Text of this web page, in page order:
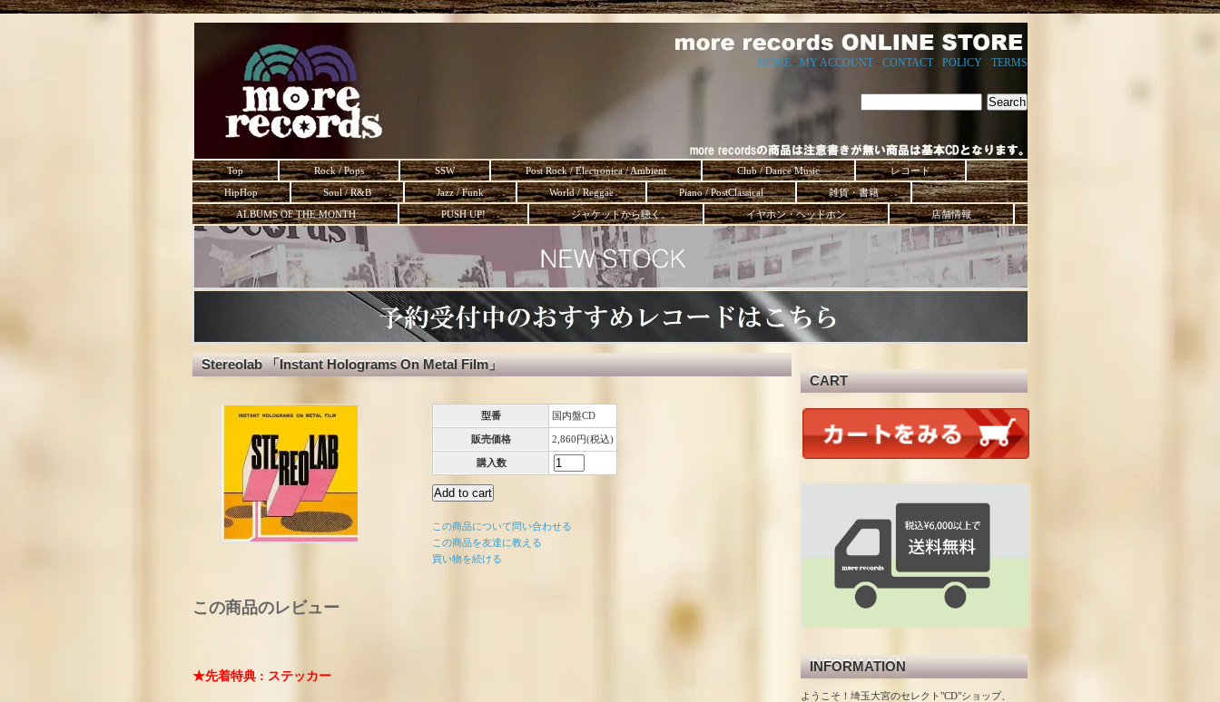
HOME - MY ACCOUNT - CONTACT- POLICY TERMS
Top Rock / Pops SSW Post Rock / Electronica / Ambient Club / Dance Music
レコード
HipHop
Soul / R&B Jazz / Funk World / Reggae Piano / PostClassical
雑貨・書籍
ALBUMS OF THE MONTH
PUSH UP! ジャケットから聴く。 イヤホン・ヘッドホン 店舗情報
Stereolab 「Instant Holograms On Metal Film」
型番 国内盤CD
販売価格 2,860円(税込)
購入数
この商品について問い合わせる
この商品を友達に教える
買い物を続ける
この商品のレビュー
★先着特典 : ステッカー
CART
INFORMATION
ようこそ！埼玉大宮のセレクト"CD"ショップ、